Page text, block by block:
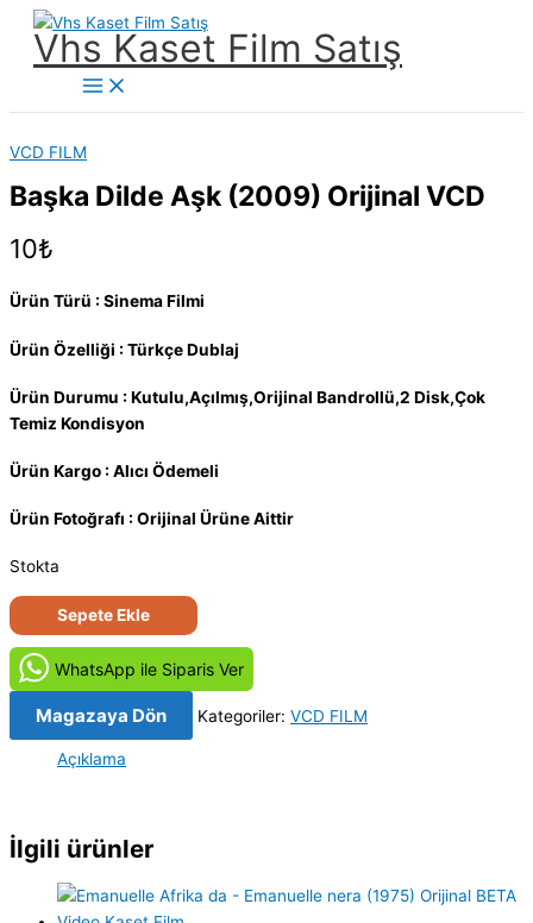
İçeriğe
Vhs Kaset Film Satış
Main
Menu
VCD FILM
Başka Dilde Aşk (2009) Orijinal VCD
10₺
Ürün Türü : Sinema Filmi
Ürün Özelliği : Türkçe Dublaj
Ürün Durumu : Kutulu,Açılmış,Orijinal Bandrollü,2 Disk,Çok
Temiz Kondisyon
Ürün Kargo : Alıcı Ödemeli
Ürün Fotoğrafı : Orijinal Ürüne Aittir
Stokta
Başka
Dilde
Aşk
(2009)
Orijinal
VCD
Sepete Ekle
WhatsApp ile Siparis Ver
Magazaya Dön Kategoriler: VCD FILM
Açıklama
İlgili ürünler